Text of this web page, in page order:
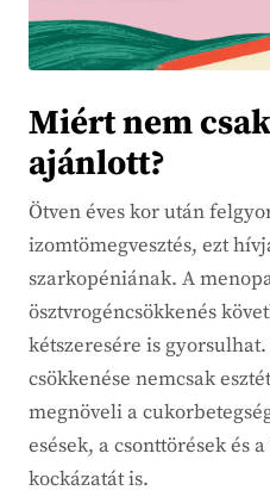
Miért nem
ajánlott?
Ötven éves kor után
izomtömegvesztés, ezt
szarkopéniának. A
ösztvrogéncsökkenés
kétszeresére is
csökkenése nemcsak
megnöveli a
esések, a csonttörések és
kockázatát is.